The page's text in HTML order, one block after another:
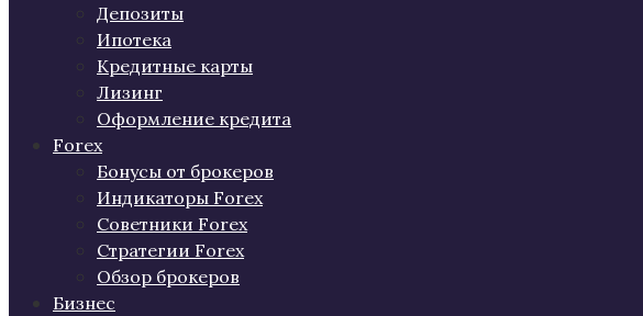
Депозиты
Ипотека
Кредитные карты
Лизинг
Оформление кредита
Forex
Бонусы от брокеров
Индикаторы Forex
Советники Forex
Стратегии Forex
Обзор брокеров
Бизнес